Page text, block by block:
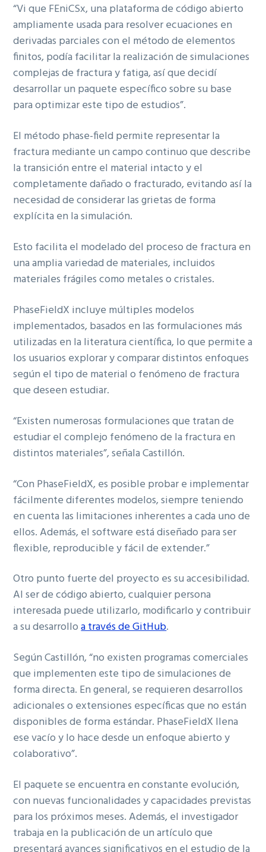
“Vi que FEniCSx, una plataforma de código abierto
ampliamente usada para resolver ecuaciones en
derivadas parciales con el método de elementos
finitos, podía facilitar la realización de simulaciones
complejas de fractura y fatiga, así que decidí
desarrollar un paquete específico sobre su base
para optimizar este tipo de estudios”.
El método phase-field permite representar la
fractura mediante un campo continuo que describe
la transición entre el material intacto y el
completamente dañado o fracturado, evitando así la
necesidad de considerar las grietas de forma
explícita en la simulación.
Esto facilita el modelado del proceso de fractura en
una amplia variedad de materiales, incluidos
materiales frágiles como metales o cristales.
PhaseFieldX incluye múltiples modelos
implementados, basados en las formulaciones más
utilizadas en la literatura científica, lo que permite a
los usuarios explorar y comparar distintos enfoques
según el tipo de material o fenómeno de fractura
que deseen estudiar.
“Existen numerosas formulaciones que tratan de
estudiar el complejo fenómeno de la fractura en
distintos materiales”, señala Castillón.
“Con PhaseFieldX, es posible probar e implementar
fácilmente diferentes modelos, siempre teniendo
en cuenta las limitaciones inherentes a cada uno de
ellos. Además, el software está diseñado para ser
flexible, reproducible y fácil de extender.”
Otro punto fuerte del proyecto es su accesibilidad.
Al ser de código abierto, cualquier persona
interesada puede utilizarlo, modificarlo y contribuir
a su desarrolloa través de GitHub.
Según Castillón, “no existen programas comerciales
que implementen este tipo de simulaciones de
forma directa. En general, se requieren desarrollos
adicionales o extensiones específicas que no están
disponibles de forma estándar. PhaseFieldX llena
ese vacío y lo hace desde un enfoque abierto y
colaborativo”.
El paquete se encuentra en constante evolución,
con nuevas funcionalidades y capacidades previstas
para los próximos meses. Además, el investigador
trabaja en la publicación de un artículo que